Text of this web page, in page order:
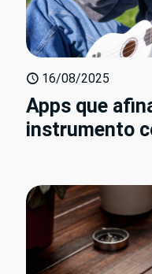
16/08/2025
Apps que
instrumento